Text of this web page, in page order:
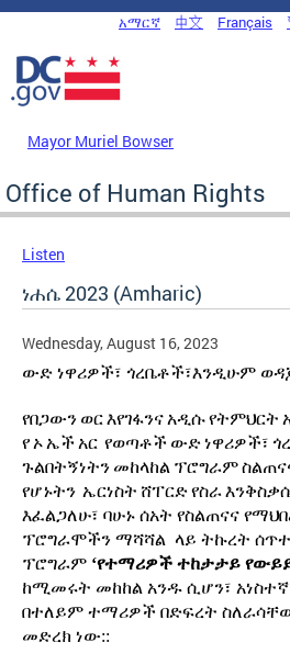
Skip to main content
DC Agency Top Menu
አማርኛ 中文 Français
Mayor Muriel Bowser
Office of Human Rights
Listen
ነሐሴ 2023 (Amharic)
Wednesday, August 16, 2023
ውድ ነዋሪዎች፣ ጎረቤቶች፣እንዲሁም
የበጋውን ወርእየገፋንናአዲሱየትምህርት
የ ኦኤች አር የወጣቶች ውድነዋሪዎች፣
ጉልበትኝነትን መከላከል ፕሮግራም
የሆኑትን ኤርነስት ሸፐርድየስራ
እፈልጋለሁ፣ ባሁኑ ሰአት የስልጠናና
ፕሮግራሞችን ማሻሻል ላይ ትኩረት
ፕሮግራም ‘የተማሪዎች ተከታታይ
ከሚመሩት መከከል አንዱ ሲሆን፣
በተለይም ተማሪዎች በድፍረት
መድረክ ነው::